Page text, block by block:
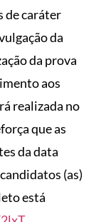
de caráter
da
da prova
aos
realizada no
que as
da data
(as)
está